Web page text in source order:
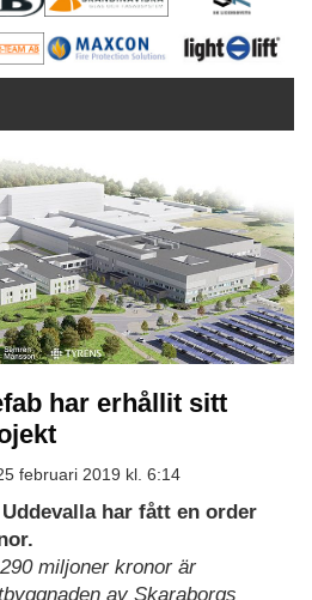
har erhållit sitt
februari 2019 kl. 6:14
har fått en order
miljoner kronor är
av Skaraborgs